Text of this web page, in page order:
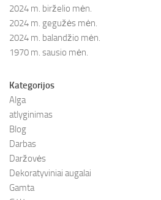
2024 m. birželio mėn.
2024 m. gegužės mėn.
2024 m. balandžio mėn.
1970 m. sausio mėn.
Kategorijos
Alga
atlyginimas
Blog
Darbas
Daržovės
Dekoratyviniai augalai
Gamta